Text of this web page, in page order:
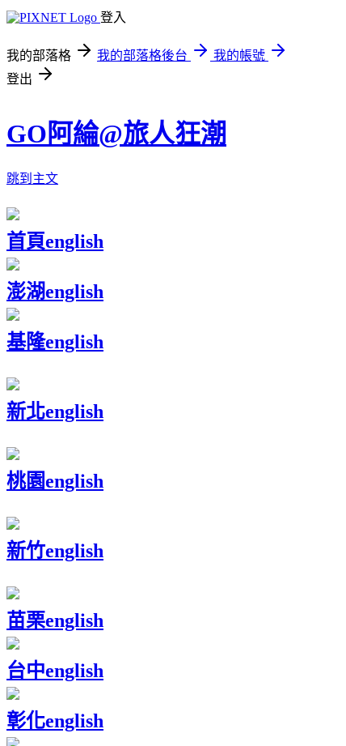
登入
我的部落格 我的部落格後台
我的帳號
登出
GO阿綸@旅人狂潮
跳到主文
首頁english
澎湖english
基隆english
新北english
桃園english
新竹english
苗栗english
台中english
彰化english